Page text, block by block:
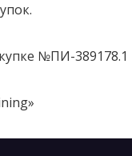
№ПИ-389178.1